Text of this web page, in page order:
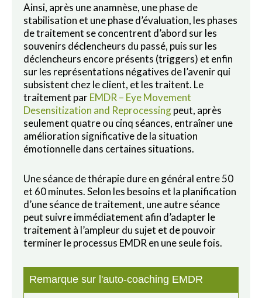
Ainsi, après une anamnèse, une phase de
stabilisation et une phase d’évaluation, les phases
de traitement se concentrent d’abord sur les
souvenirs déclencheurs du passé, puis sur les
déclencheurs encore présents (triggers) et enfin
sur les représentations négatives de l’avenir qui
subsistent chez le client, et les traitent. Le
traitement parEMDR – Eye Movement
Desensitization and Reprocessingpeut, après
seulement quatre ou cinq séances, entraîner une
amélioration significative de la situation
émotionnelle dans certaines situations.
Une séance de thérapie dure en général entre 50
et 60 minutes. Selon les besoins et la planification
d’une séance de traitement, une autre séance
peut suivre immédiatement afin d’adapter le
traitement à l’ampleur du sujet et de pouvoir
terminer le processus EMDR en une seule fois.
Remarque sur l'auto-coaching EMDR